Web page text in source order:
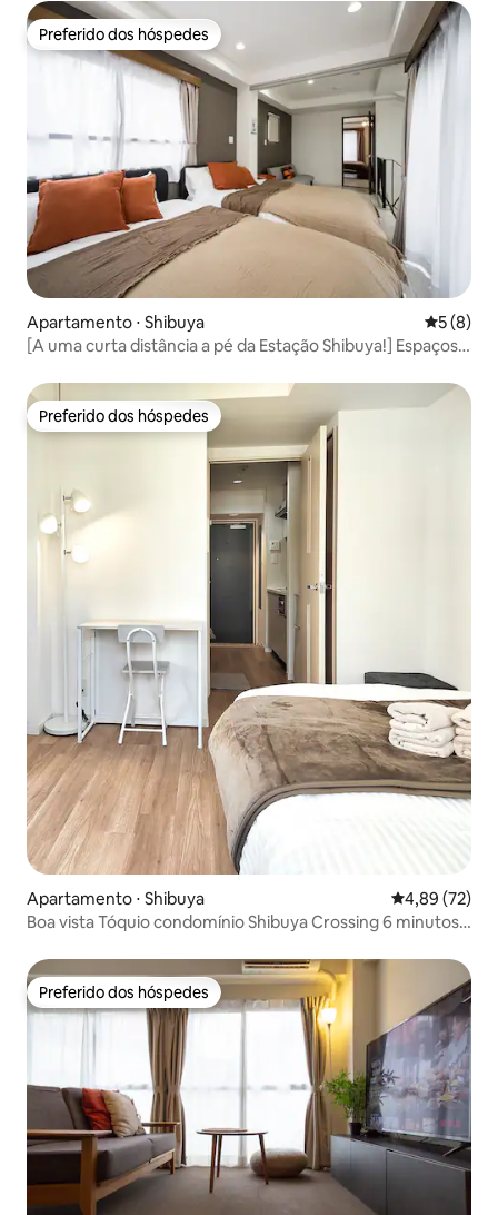
Preferido dos hóspedes
Preferido dos hóspedes
Apartamento ⋅ Shibuya 5 de
5 (8)
[A uma curta distância a pé da Estação Shibuya!] Espaçoso
pessoas)
Preferido dos hóspedes
Preferido dos hóspedes
Apartamento ⋅ Shibuya 4,89 de uma
4,89 (72)
Boa vista Tóquio condomínio Shibuya Crossing 6 minutos a
Preferido dos hóspedes
Preferido dos hóspedes